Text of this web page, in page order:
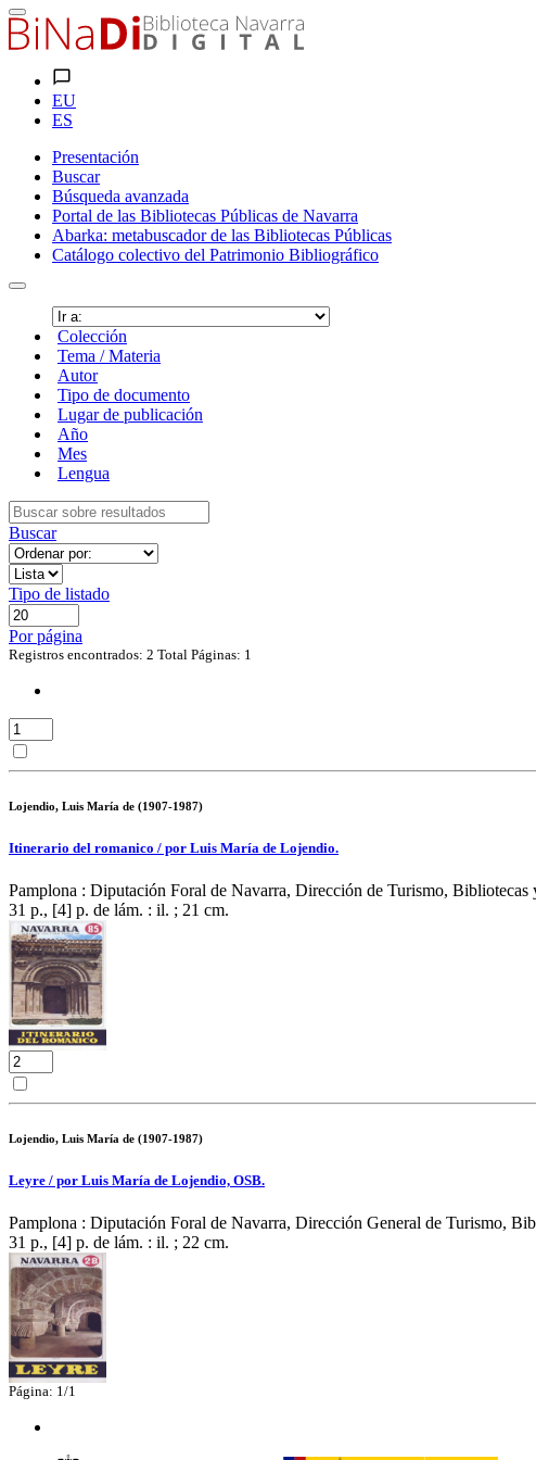
EU
ES
Presentación
Buscar
Búsqueda avanzada
Portal de las Bibliotecas Públicas de Navarra
Abarka: metabuscador de las Bibliotecas Públicas
Catálogo colectivo del Patrimonio Bibliográfico
Colección
Tema / Materia
Autor
Tipo de documento
Lugar de publicación
Año
Mes
Lengua
Buscar
Tipo de listado
Por página
Registros encontrados: 2 Total Páginas: 1
Lojendio, Luis María de (1907-1987)
Itinerario del romanico / por Luis María de Lojendio.
Pamplona : Diputación Foral de Navarra, Dirección de Turismo,
31 p., [4] p. de lám. : il. ; 21 cm.
Lojendio, Luis María de (1907-1987)
Leyre / por Luis María de Lojendio, OSB.
Pamplona : Diputación Foral de Navarra, Dirección General de Turismo,
31 p., [4] p. de lám. : il. ; 22 cm.
Página: 1/1